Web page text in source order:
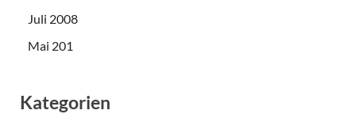
Juli 2008
Mai 201
Kategorien